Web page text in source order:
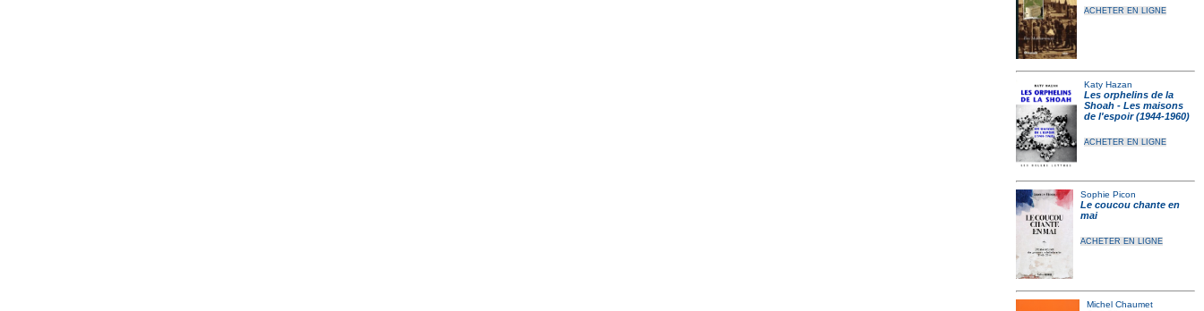
ACHETER EN LIGNE
Katy Hazan
Les orphelins de la
Shoah - Les maisons
de l'espoir (1944-1960)
ACHETER EN LIGNE
Sophie Picon
Le coucou chante en
mai
ACHETER EN LIGNE
Michel Chaumet